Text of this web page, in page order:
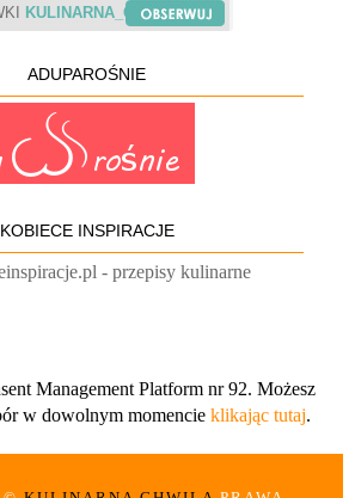
KULINARNA_CHWILA
ADUPAROŚNIE
KOBIECE INSPIRACJE
Management Platform nr 92. Możesz
w dowolnym momencie klikając tutaj.